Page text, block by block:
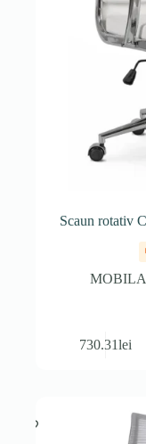
Scaun rotativ
MOBILA
730.31lei